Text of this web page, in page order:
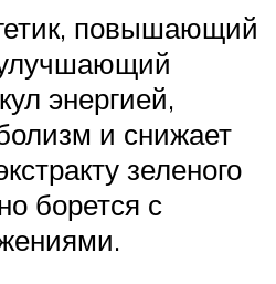
повышающий
энергией,
и снижает
зеленого
борется с